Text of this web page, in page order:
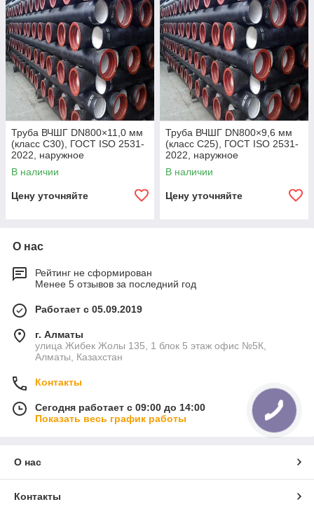
Труба ВЧШГ DN800×11,0 мм
(класс C30), ГОСТ ISO 2531-
2022, наружное
полиуретановое покрытие,
внутреннее цементно-
В наличии
Цену уточняйте
Труба ВЧШГ DN800×9,6 мм
(класс C25), ГОСТ ISO 2531-
2022, наружное
полиуретановое покрытие,
внутреннее цементно-
В наличии
Цену уточняйте
О нас
Рейтинг не сформирован
Менее 5 отзывов за последний год
Работает с 05.09.2019
г. Алматы
улица Жибек Жолы 135, 1 блок 5 этаж офис №5К,
Алматы, Казахстан
Контакты
Сегодня работает с 09:00 до 14:00
Показать весь график работы
О нас
Контакты